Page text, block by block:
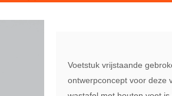
Voetstuk vrijstaande
ontwerpconcept voor deze